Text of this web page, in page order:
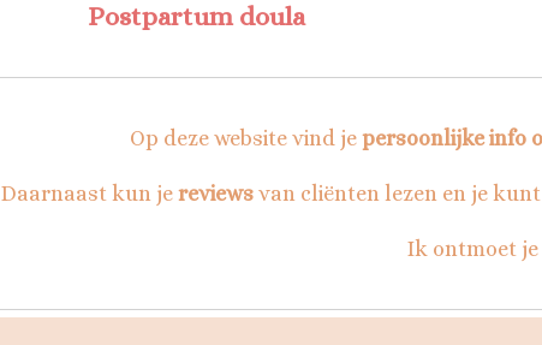
Postpartum doula
Op deze website vind je persoonlijke info
Daarnaast kun je reviews van cliënten lezen en je
Ik ontmoet je